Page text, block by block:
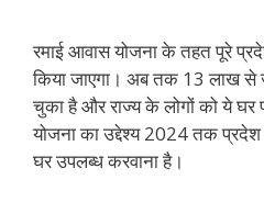
रमाई आवास योजना के तहत पूरे
किया जाएगा। अब तक 13 लाख से
चुका है और राज्य के लोगों को ये
योजना का उद्देश्य 2024 तक
घर उपलब्ध करवाना है।